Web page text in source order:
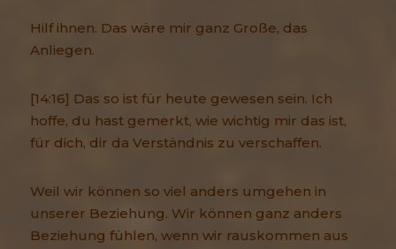
Hilf ihnen. Das wäre mir ganz Große, das
Anliegen.
[14:16] Das so ist für heute gewesen sein. Ich
hoffe, du hast gemerkt, wie wichtig mir das ist,
für dich, dir da Verständnis zu verschaffen.
Weil wir können so viel anders umgehen in
unserer Beziehung. Wir können ganz anders
Beziehung fühlen, wenn wir rauskommen aus